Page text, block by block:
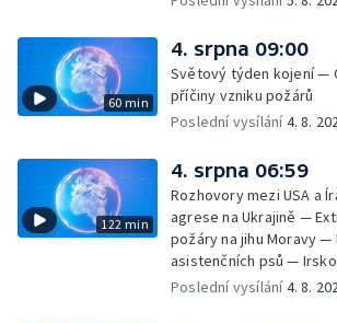
— Třem obcím na
pitná voda — SP v
— Horko a požáry sužují
příměstský tábor
60 min
4. srpna 09:00
Světový týden kojení —
příčiny vzniku požárů
Poslední vysílání4. 8.
122 min
4. srpna 06:59
Rozhovory mezi USA a
agrese na Ukrajině —
požáry na jihu Moravy —
asistenčních psů —
hudebníkem Glenem
Poslední vysílání4. 8.